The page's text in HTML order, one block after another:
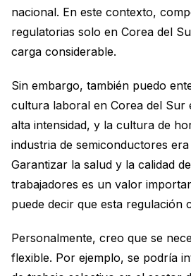
nacional. En este contexto,
regulatorias solo en Corea del
carga considerable.
Sin embargo, también puedo
cultura laboral en Corea del Sur
alta intensidad, y la cultura de
industria de semiconductores
Garantizar la salud y la calidad
trabajadores es un valor
puede decir que esta regulación
Personalmente, creo que se
flexible. Por ejemplo, se podría